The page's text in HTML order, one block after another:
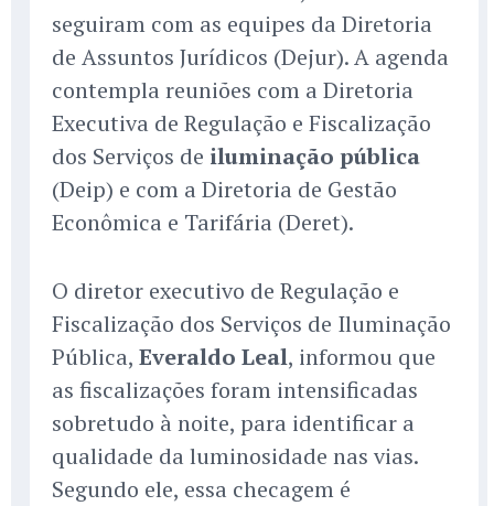
seguiram com as equipes da Diretoria
de Assuntos Jurídicos (Dejur). A agenda
contempla reuniões com a Diretoria
Executiva de Regulação e Fiscalização
dos Serviços de iluminação pública
(Deip) e com a Diretoria de Gestão
Econômica e Tarifária (Deret).
O diretor executivo de Regulação e
Fiscalização dos Serviços de Iluminação
Pública, Everaldo Leal, informou que
as fiscalizações foram intensificadas
sobretudo à noite, para identificar a
qualidade da luminosidade nas vias.
Segundo ele, essa checagem é